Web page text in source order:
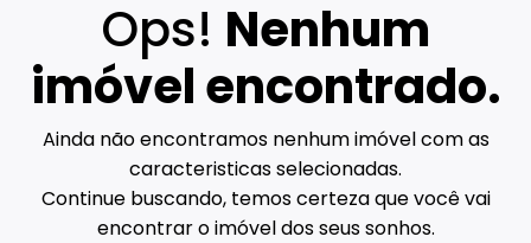
Ops! Nenhum
imóvel encontrado.
Ainda não encontramos nenhum imóvel com as
caracteristicas selecionadas.
Continue buscando, temos certeza que você vai
encontrar o imóvel dos seus sonhos.